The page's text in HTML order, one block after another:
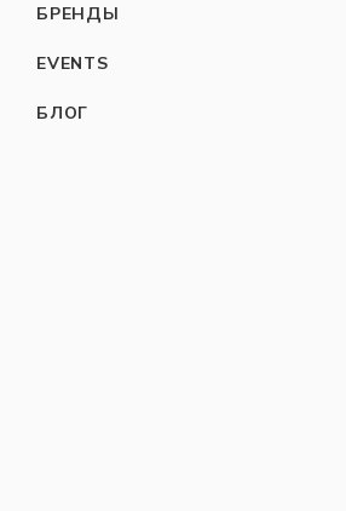
БРЕНДЫ
EVENTS
БЛОГ